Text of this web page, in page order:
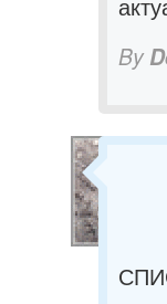
By